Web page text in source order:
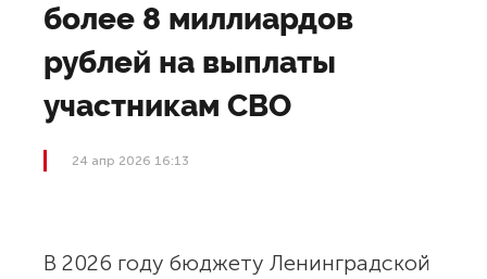
более 8 миллиардов
рублей на выплаты
участникам СВО
24 апр 2026 16:13
В 2026 году бюджету Ленинградской